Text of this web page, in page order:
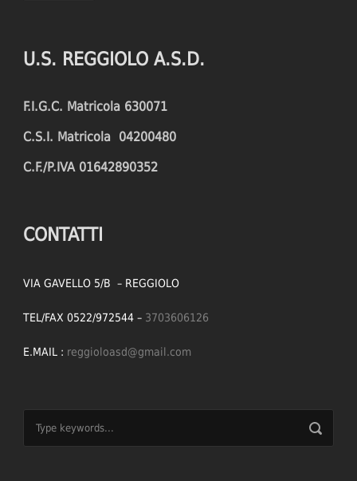
U.S. REGGIOLO A.S.D.
F.I.G.C. Matricola 630071
C.S.I. Matricola 04200480
C.F./P.IVA 01642890352
CONTATTI
VIA GAVELLO 5/B – REGGIOLO
TEL/FAX 0522/972544 – 3703606126
E.MAIL : reggioloasd@gmail.com